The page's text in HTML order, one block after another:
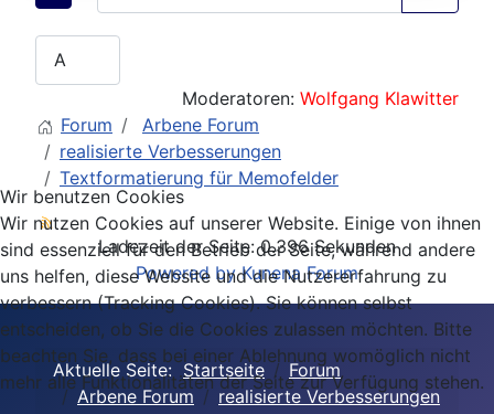
Moderatoren: Wolfgang Klawitter
Forum
Arbene Forum
realisierte Verbesserungen
Textformatierung für Memofelder
Ladezeit der Seite: 0.396 Sekunden
Powered by Kunena Forum
Aktuelle Seite:Startseite
Forum
Arbene Forum
realisierte Verbesserungen
Wir benutzen Cookies
Wir nutzen Cookies auf unserer Website. Einige von ihnen
sind essenziell für den Betrieb der Seite, während andere
uns helfen, diese Website und die Nutzererfahrung zu
verbessern (Tracking Cookies). Sie können selbst
entscheiden, ob Sie die Cookies zulassen möchten. Bitte
beachten Sie, dass bei einer Ablehnung womöglich nicht
mehr alle Funktionalitäten der Seite zur Verfügung stehen.